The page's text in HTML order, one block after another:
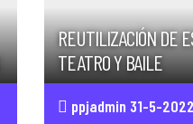
REUTILIZACIÓN DE
TEATRO Y BAILE
ppjadmin 31-5-2022